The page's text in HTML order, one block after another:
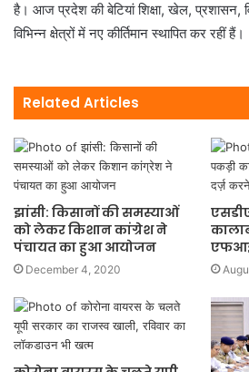
है। आज प्रदेश की बेटियां शिक्षा, खेल, प्रशासन,
विभिन्न क्षेत्रों में नए कीर्तिमान स्थापित कर रहीं हैं।
Related Articles
झांसी: किसानों की समस्याओं
को लेकर किशान कांग्रेश ने
पंचायत का हुआ आयोजन
December 4, 2020